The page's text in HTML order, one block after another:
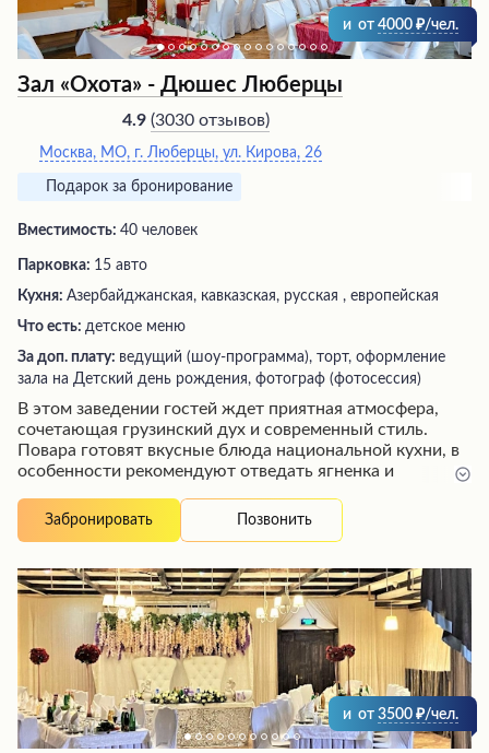
и от 4000 /чел.
Зал «Охота» - Дюшес Люберцы
4.9 (3030 отзывов)
Москва, МО, г. Люберцы, ул. Кирова, 26
Подарок за бронирование
Вместимость: 40 человек
Парковка: 15 авто
Кухня: Азербайджанская, кавказская, русская , европейская
Что есть: детское меню
За доп. плату: ведущий (шоу-программа), торт, оформление
зала на Детский день рождения, фотограф (фотосессия)
В этом заведении гостей ждет приятная атмосфера,
сочетающая грузинский дух и современный стиль.
Повара готовят вкусные блюда национальной кухни, в
особенности рекомендуют отведать ягненка и
вежливый персонал поможет сделать удачный выбор
из разнообразного меню. Кроме основного зала с
отдыха. Просторная летняя веранда позволяет
наслаждаться теплыми днями. Это идеальное место
для любого торжества благодаря высокому уровню
организации и обслуживания.
Забронировать Позвонить
и от 3500 /чел.